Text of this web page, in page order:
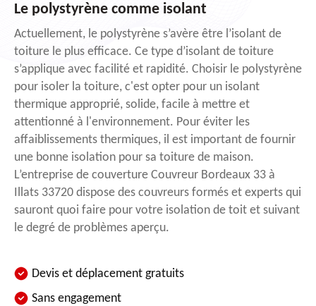
Le polystyrène comme isolant
Actuellement, le polystyrène s’avère être l’isolant de
toiture le plus efficace. Ce type d’isolant de toiture
s’applique avec facilité et rapidité. Choisir le polystyrène
pour isoler la toiture, c'est opter pour un isolant
thermique approprié, solide, facile à mettre et
attentionné à l'environnement. Pour éviter les
affaiblissements thermiques, il est important de fournir
une bonne isolation pour sa toiture de maison.
L’entreprise de couverture Couvreur Bordeaux 33 à
Illats 33720 dispose des couvreurs formés et experts qui
sauront quoi faire pour votre isolation de toit et suivant
le degré de problèmes aperçu.
Devis et déplacement gratuits
Sans engagement